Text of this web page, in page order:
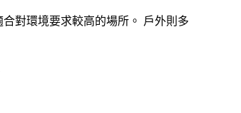
對環境要求較高的場所。 戶外則多